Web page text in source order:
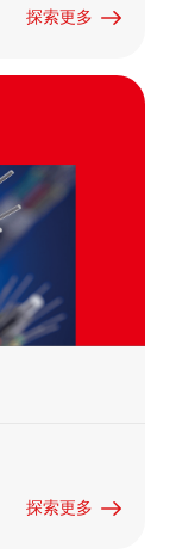
探索更多
探索更多